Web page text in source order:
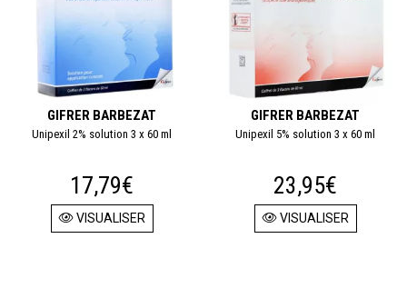
GIFRER BARBEZAT
Unipexil 2% solution 3 x 60 ml
17,79€
VISUALISER
GIFRER BARBEZAT
Unipexil 5% solution 3 x 60 ml
23,95€
VISUALISER